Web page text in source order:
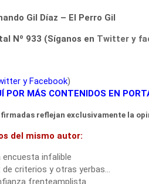
Gil Díaz – El Perro Gil
Nº 933 (Síganos en Twitter y
yFacebook)
POR MÁS CONTENIDOS EN
reflejan exclusivamente la
del mismo autor:
encuesta infalible
criterios y otras yerbas…
frenteamplista